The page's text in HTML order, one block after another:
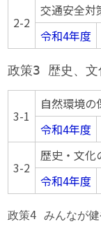
2-2
交通安全対
令和4年度
政策3 歴史、文
3-1
自然環境の
令和4年度
3-2
歴史・文化
令和4年度
政策4 みんなが健